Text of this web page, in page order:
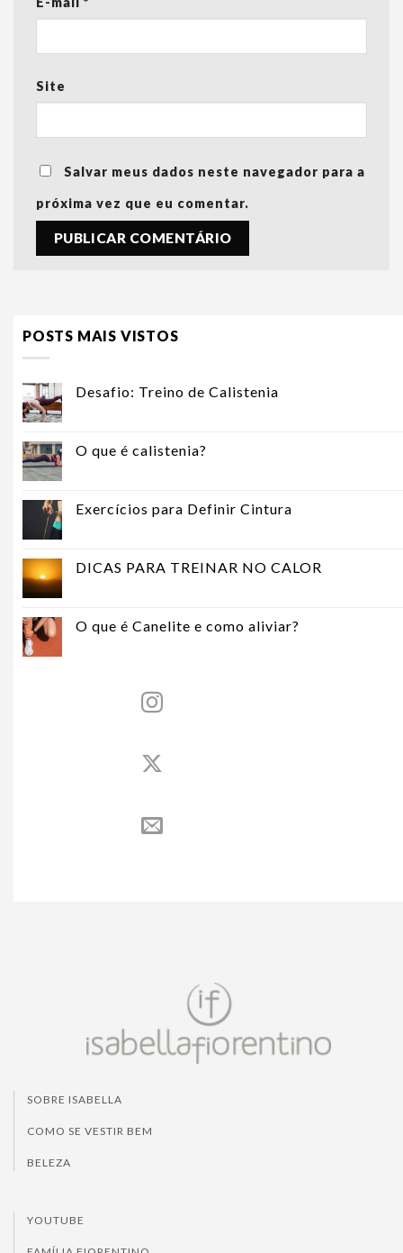
Site
Salvar meus dados neste navegador para a
próxima vez que eu comentar.
POSTS MAIS VISTOS
Desafio: Treino de Calistenia
O que é calistenia?
Exercícios para Definir Cintura
DICAS PARA TREINAR NO CALOR
O que é Canelite e como aliviar?
SOBRE ISABELLA
COMO SE VESTIR BEM
BELEZA
YOUTUBE